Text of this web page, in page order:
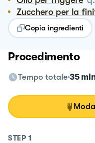
Zucchero per la
Copia ingredienti
Procedimento
Tempo totale 35
STEP 1